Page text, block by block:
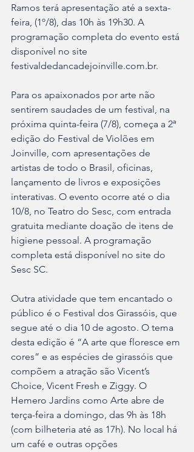
Ramos terá apresentação até a sexta-
feira, (1º/8), das 10h às 19h30. A
programação completa do evento está
disponível no site
festivaldedancadejoinville.com.br.
Para os apaixonados por arte não
sentirem saudades de um festival, na
próxima quinta-feira (7/8), começa a 2ª
edição do Festival de Violões em
Joinville, com apresentações de
artistas de todo o Brasil, oficinas,
lançamento de livros e exposições
interativas. O evento ocorre até o dia
10/8, no Teatro do Sesc, com entrada
gratuita mediante doação de itens de
higiene pessoal. A programação
completa está disponível no site do
Sesc SC.
Outra atividade que tem encantado o
público é o Festival dos Girassóis, que
segue até o dia 10 de agosto. O tema
desta edição é “A arte que floresce em
cores” e as espécies de girassóis que
compõem a atração são Vicent’s
Choice, Vicent Fresh e Ziggy. O
Hemero Jardins como Arte abre de
terça-feira a domingo, das 9h às 18h
(com bilheteria até as 17h). No local há
um café e outras opções